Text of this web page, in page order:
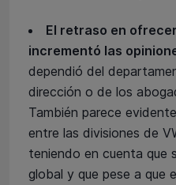
El retraso en
incrementó las
dependió del
dirección o de los
También parece
entre las divisiones de
teniendo en cuenta que
global y que pese a que